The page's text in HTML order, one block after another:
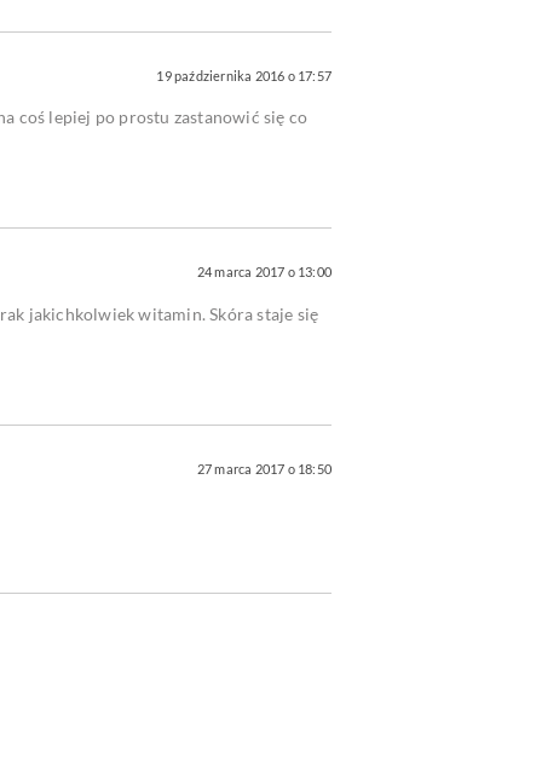
19 października 2016 o 17:57
coś lepiej po prostu zastanowić się co
24 marca 2017 o 13:00
jakichkolwiek witamin. Skóra staje się
27 marca 2017 o 18:50